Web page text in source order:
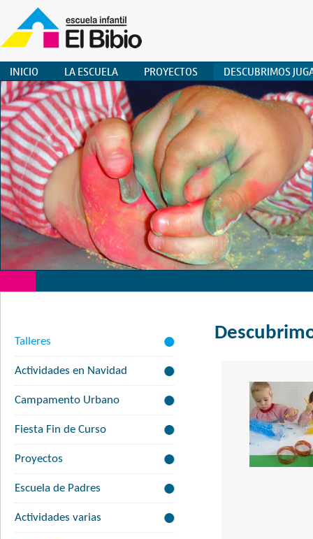
INICIO LA ESCUELA PROYECTOS DESCUBRIMOS
Talleres
Actividades en Navidad
Campamento Urbano
Fiesta Fin de Curso
Proyectos
Escuela de Padres
Actividades varias